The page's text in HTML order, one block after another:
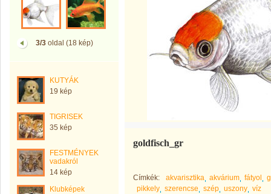
3/3oldal (18 kép)
KUTYÁK
19 kép
TIGRISEK
35 kép
FESTMÉNYEK
vadakról
14 kép
Klubképek
goldfisch_gr
Címkék: akvarisztika akvárium fátyol
pikkely szerencse szép uszony víz